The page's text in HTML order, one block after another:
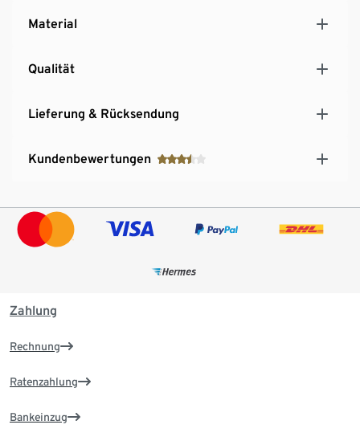
Material
Qualität
Lieferung & Rücksendung
Kundenbewertungen
Zahlung
Rechnung
Ratenzahlung
Bankeinzug